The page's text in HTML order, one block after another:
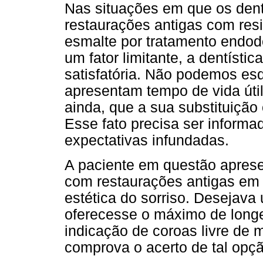
Nas situações em que os
restaurações antigas com
esmalte por tratamento
um fator limitante, a
satisfatória. Não podemos
apresentam tempo de vida
ainda, que a sua
Esse fato precisa ser
expectativas infundadas.
A paciente em questão
com restaurações antigas
estética do sorriso.
oferecesse o máximo de
indicação de coroas livre de
comprova o acerto de tal